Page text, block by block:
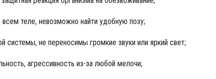
теле, невозможно найти удобную позу;
системы, не переносимы громкие звуки или яркий свет;
агрессивность из-за любой мелочи;